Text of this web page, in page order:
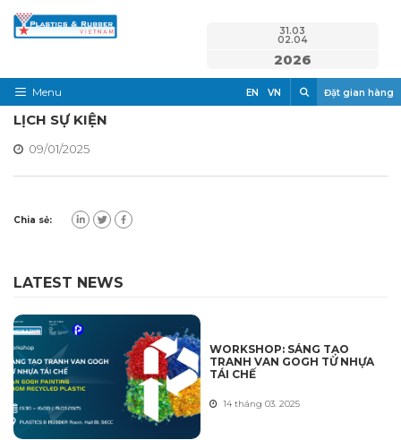
Skip
to
31.03
02.04
2026
Menu
Trang chủ
Thông Tin Cần Biết
Tham Quan
EN VN Đặt gian hàng
LỊCH SỰ KIỆN
09/01/2025
Chia sẻ:
LATEST NEWS
WORKSHOP: SÁNG TẠO
TRANH VAN GOGH TỪ NHỰA
TÁI CHẾ
14 tháng 03. 2025